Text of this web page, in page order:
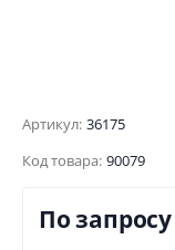
Артикул: 36175
Код товара: 90079
По запросу